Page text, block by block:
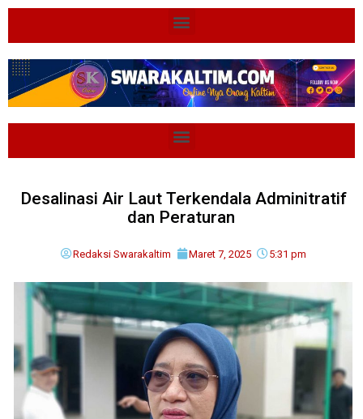
Desalinasi Air Laut Terkendala Adminitratif
dan Peraturan
Redaksi Swarakaltim Maret 7, 2025 5:31 pm